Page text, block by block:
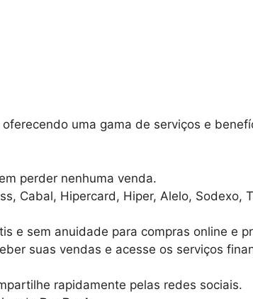
uma gama de serviços e
perder nenhuma venda.
Cabal, Hipercard, Hiper, Alelo, Sodexo,
e sem anuidade para compras online e
suas vendas e acesse os serviços
rapidamente pelas redes sociais.